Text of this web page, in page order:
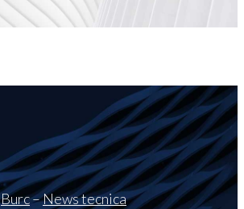
Burc–News tecnica